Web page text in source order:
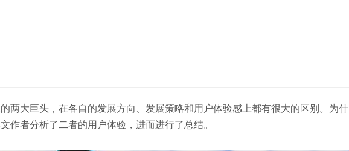
两大巨头，在各自的发展方向、发展策略和用户体验感上都有很大的区别。为什
作者分析了二者的用户体验，进而进行了总结。